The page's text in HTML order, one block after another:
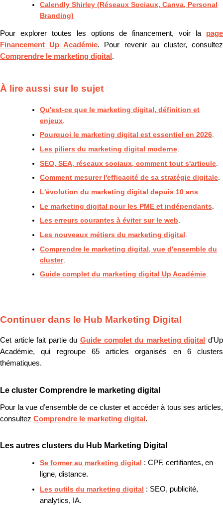
Calendly Shirley (Réseaux Sociaux, Canva, Personal
Branding)
Pour explorer toutes les options de financement, voir la page
Financement Up Académie. Pour revenir au cluster, consultez
Comprendre le marketing digital .
À lire aussi sur le sujet
Qu'est-ce que le marketing digital, définition et
enjeux
Pourquoi le marketing digital est essentiel en 2026.
Les piliers du marketing digital moderne
SEO, SEA, réseaux sociaux, comment tout s'articule
Comment mesurer l'efficacité de sa stratégie digitale.
L'évolution du marketing digital depuis 10 ans
Le marketing digital pour les PME et indépendants
Les erreurs courantes à éviter sur le web.
Les nouveaux métiers du marketing digital
Comprendre le marketing digital, vue d'ensemble du
cluster.
Guide complet du marketing digital Up Académie.
Continuer dans le Hub Marketing Digital
Cet article fait partie du Guide complet du marketing digital d’Up
Académie, qui regroupe 65 articles organisés en 6 clusters
thématiques.
Le cluster Comprendre le marketing digital
Pour la vue d’ensemble de ce cluster et accéder à tous ses articles,
consultez Comprendre le marketing digital .
Les autres clusters du Hub Marketing Digital
Se former au marketing digital : CPF, certifiantes, en
ligne, distance.
Les outils du marketing digital : SEO, publicité,
analytics, IA.